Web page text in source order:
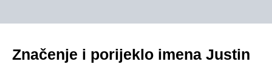
Značenje i porijeklo imena Justin